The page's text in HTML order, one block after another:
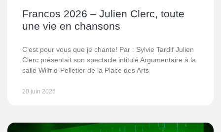
Francos 2026 – Julien Clerc, toute
une vie en chansons
C’est pour vous que je chante! Par : Sylvie Tardif Julien
Clerc présentait son spectacle intitulé Argumentaire à la
salle Wilfrid-Pelletier de la Place des Arts
20 juin 2026